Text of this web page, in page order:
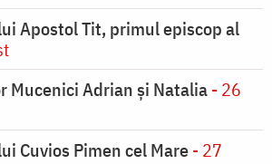
Apostol Tit, primul episcop al
Mucenici Adrian și Natalia- 26
Cuvios Pimen cel Mare- 27